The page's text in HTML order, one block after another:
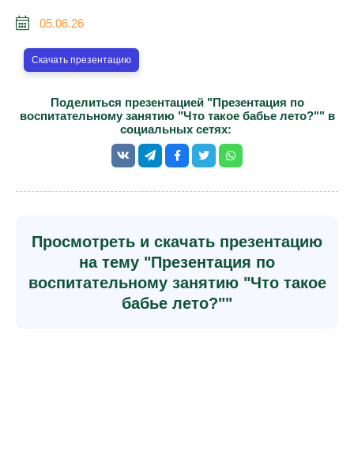
05.06.26
Скачать презентацию
Поделиться презентацией "Презентация по
воспитательному занятию "Что такое бабье лето?"" в
социальных сетях:
Просмотреть и скачать презентацию
на тему "Презентация по
воспитательному занятию "Что такое
бабье лето?""